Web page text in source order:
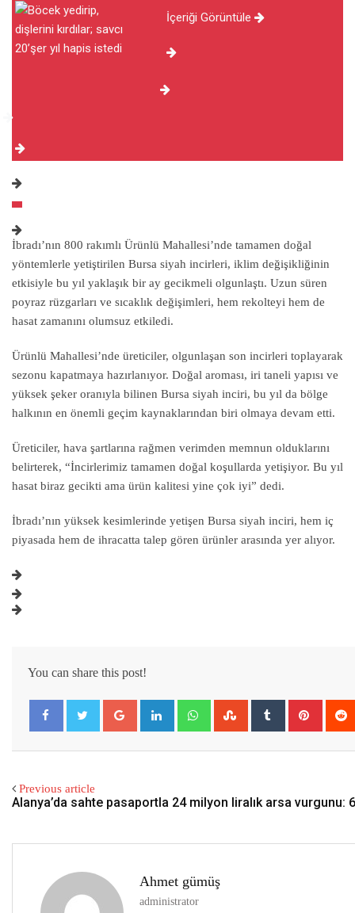
İçeriği Görüntüle
İbradı’nın 800 rakımlı Ürünlü Mahallesi’nde tamamen doğal
yöntemlerle yetiştirilen Bursa siyah incirleri, iklim değişikliğinin
etkisiyle bu yıl yaklaşık bir ay gecikmeli olgunlaştı. Uzun süren
poyraz rüzgarları ve sıcaklık değişimleri, hem rekolteyi hem de
hasat zamanını olumsuz etkiledi.
Ürünlü Mahallesi’nde üreticiler, olgunlaşan son incirleri toplayarak
sezonu kapatmaya hazırlanıyor. Doğal aroması, iri taneli yapısı ve
yüksek şeker oranıyla bilinen Bursa siyah inciri, bu yıl da bölge
halkının en önemli geçim kaynaklarından biri olmaya devam etti.
Üreticiler, hava şartlarına rağmen verimden memnun olduklarını
belirterek, “İncirlerimiz tamamen doğal koşullarda yetişiyor. Bu yıl
hasat biraz gecikti ama ürün kalitesi yine çok iyi” dedi.
İbradı’nın yüksek kesimlerinde yetişen Bursa siyah inciri, hem iç
piyasada hem de ihracatta talep gören ürünler arasında yer alıyor.
You can share this post!
Previous article
Alanya’da sahte pasaportla 24 milyon liralık arsa vurgunu:
Ahmet gümüş
administrator